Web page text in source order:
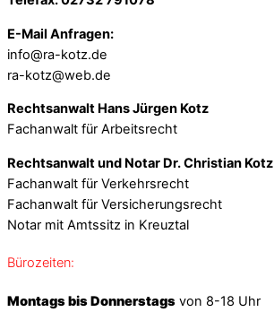
E-Mail Anfragen:
info@ra-kotz.de
ra-kotz@web.de
Rechtsanwalt Hans Jürgen Kotz
Fachanwalt für Arbeitsrecht
Rechtsanwalt und Notar Dr. Christian Kotz
Fachanwalt für Verkehrsrecht
Fachanwalt für Versicherungsrecht
Notar mit Amtssitz in Kreuztal
Bürozeiten:
Montags bis Donnerstags von 8-18 Uhr